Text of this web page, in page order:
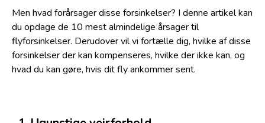
Men hvad forårsager disse forsinkelser? I denne artikel kan
du opdage de 10 mest almindelige årsager til
flyforsinkelser. Derudover vil vi fortælle dig, hvilke af disse
forsinkelser der kan kompenseres, hvilke der ikke kan, og
hvad du kan gøre, hvis dit fly ankommer sent.